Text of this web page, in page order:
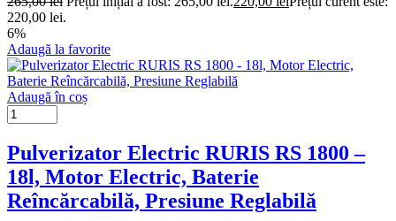
220,00 lei.
6%
Adaugă la favorite
Adaugă în coș
Pulverizator Electric RURIS RS 1800 –
18l, Motor Electric, Baterie
Reîncărcabilă, Presiune Reglabilă